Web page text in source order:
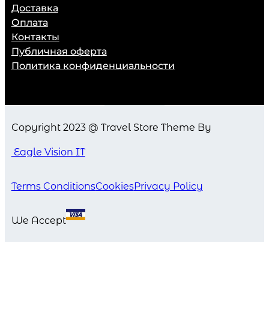
Доставка
Оплата
Контакты
Публичная оферта
Политика конфиденциальности
Copyright 2023 @ Travel Store Theme By
Eagle Vision IT
Terms ConditionsCookiesPrivacy Policy
We Accept